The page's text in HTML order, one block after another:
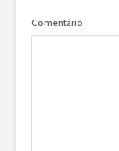
Comentário